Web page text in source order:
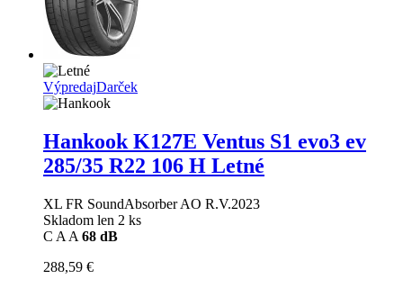
VýpredajDarček
Hankook K127E Ventus S1 evo3 ev
285/35 R22 106 H Letné
XL FR SoundAbsorber AO R.V.2023
Skladom len 2 ks
C A A 68 dB
288,59 €